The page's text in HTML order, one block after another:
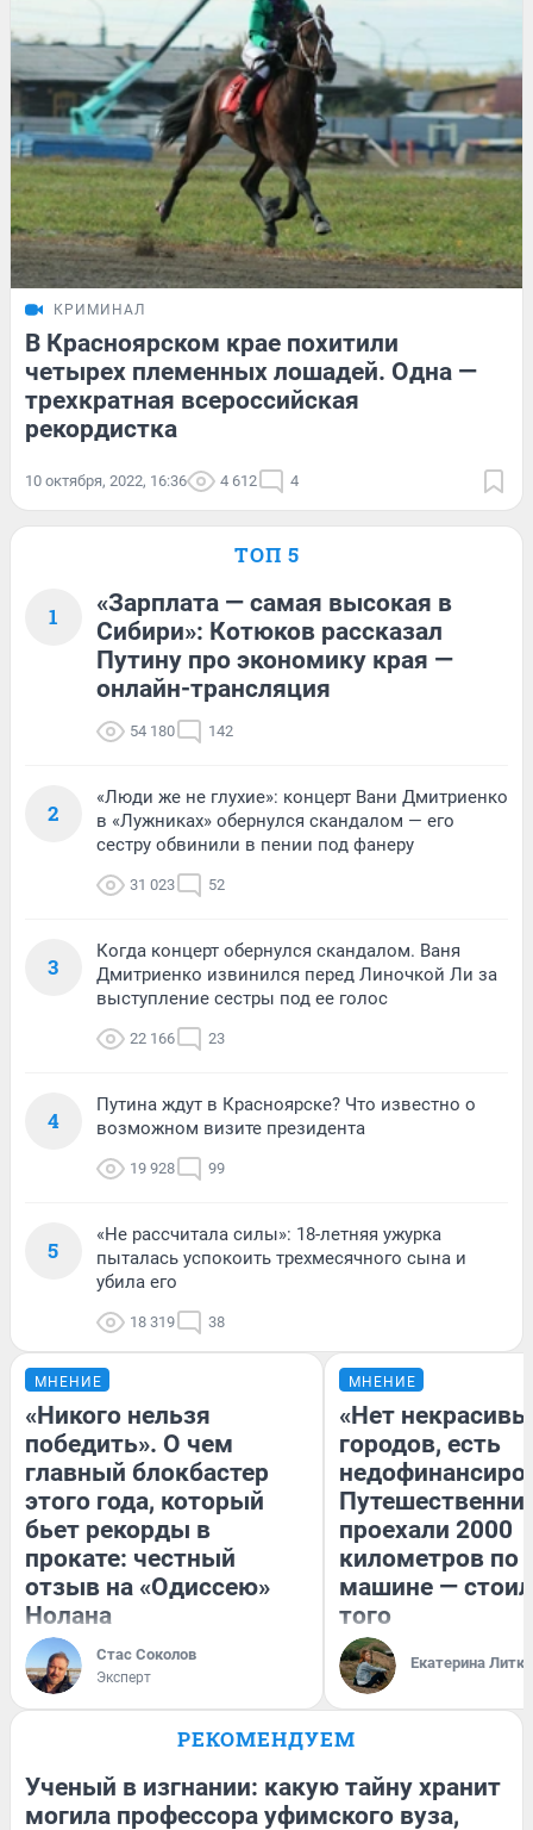
КРИМИНАЛ
В Красноярском крае похитили
четырех племенных лошадей. Одна —
трехкратная всероссийская
рекордистка
10 октября, 2022, 16:36 4 612 4
ТОП 5
1
«Зарплата — самая высокая в
Сибири»: Котюков рассказал
Путину про экономику края —
онлайн-трансляция
54 180 142
2
«Люди же не глухие»: концерт Вани Дмитриенко
в «Лужниках» обернулся скандалом — его
сестру обвинили в пении под фанеру
31 023 52
3
Когда концерт обернулся скандалом. Ваня
Дмитриенко извинился перед Линочкой Ли за
выступление сестры под ее голос
22 166 23
4
Путина ждут в Красноярске? Что известно о
возможном визите президента
19 928 99
5
«Не рассчитала силы»: 18-летняя ужурка
пыталась успокоить трехмесячного сына и
убила его
18 319 38
МНЕНИЕ
«Никого нельзя
победить». О чем
главный блокбастер
этого года, который
бьет рекорды в
прокате: честный
отзыв на «Одиссею»
Нолана
Стас Соколов
Эксперт
МНЕНИЕ
«Нет
городов, есть
проехали 2000
километров по
машине —
того
Екатерина
РЕКОМЕНДУЕМ
Ученый в изгнании: какую тайну хранит
могила профессора уфимского вуза,